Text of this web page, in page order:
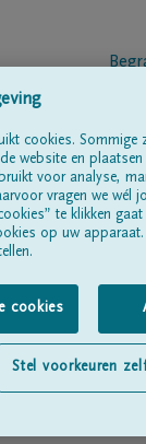
© DELA
cookies. Sommige
website en
voor analyse,
vragen we wél
te klikken
op uw apparaat.
cookies
Stel voorkeuren